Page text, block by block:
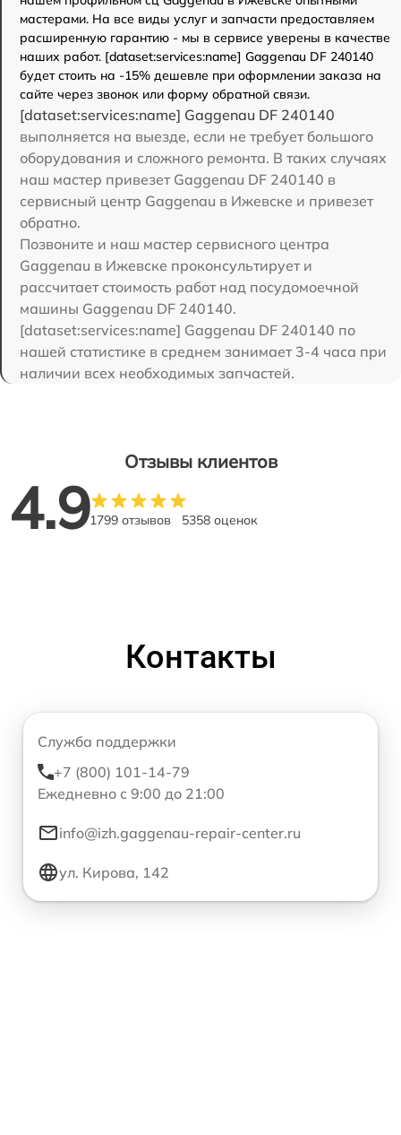
мастерами. На все виды услуг и запчасти предоставляем
расширенную гарантию - мы в сервисе уверены в качестве
наших работ. [dataset:services:name] Gaggenau DF 240140
будет стоить на -15% дешевле при оформлении заказа на
сайте через звонок или форму обратной связи.
[dataset:services:name] Gaggenau DF 240140
выполняется на выезде, если не требует большого
оборудования и сложного ремонта. В таких случаях
наш мастер привезет Gaggenau DF 240140 в
сервисный центр Gaggenau в Ижевске и привезет
обратно.
Позвоните и наш мастер сервисного центра
Gaggenau в Ижевске проконсультирует и
рассчитает стоимость работ над посудомоечной
машины Gaggenau DF 240140.
[dataset:services:name] Gaggenau DF 240140 по
нашей статистике в среднем занимает 3-4 часа при
наличии всех необходимых запчастей.
Отзывы клиентов
4.91799 отзывов 5358 оценок
Контакты
Служба поддержки
+7 (800) 101-14-79
Ежедневно с 9:00 до 21:00
info@izh.gaggenau-repair-center.ru
ул. Кирова, 142